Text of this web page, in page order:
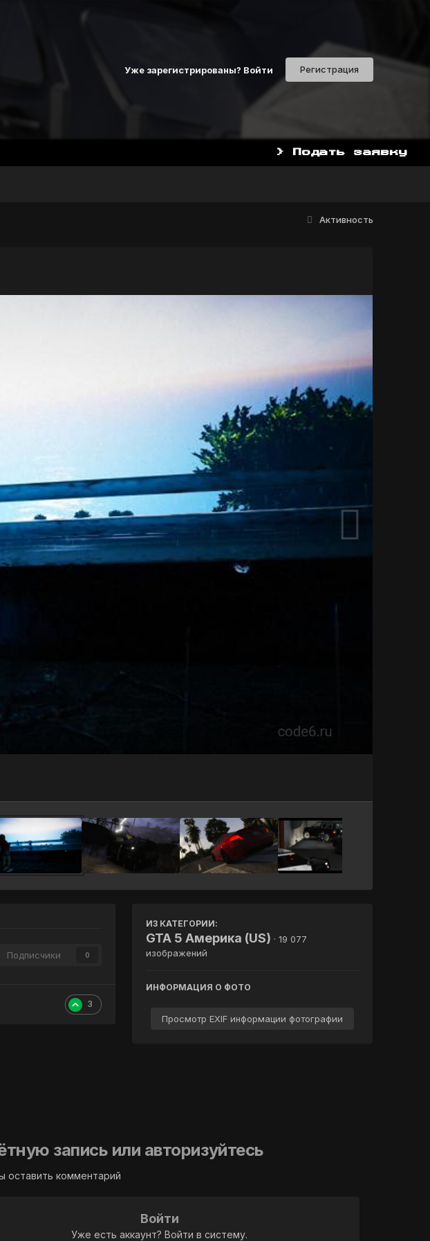
Уже зарегистрированы? Войти Регистрация
НАЧАТЬ ИГРАТЬ СЕЙЧАС
> Подать заявку
Активность
Подписчики 0
3
ИЗ КАТЕГОРИИ:
GTA 5 Америка (US) · 19 077
изображений
ИНФОРМАЦИЯ О ФОТО
Просмотр EXIF информации фотографии
запись или авторизуйтесь
оставить комментарий
Войти
Уже есть аккаунт? Войти в систему.